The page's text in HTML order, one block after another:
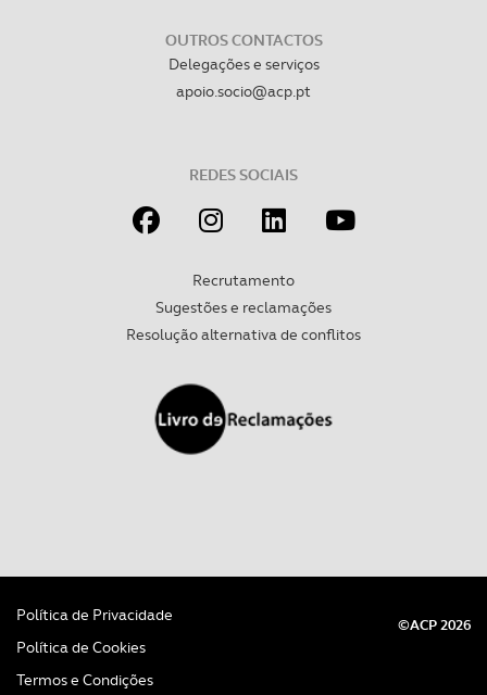
OUTROS CONTACTOS
Delegações e serviços
apoio.socio@acp.pt
REDES SOCIAIS
Recrutamento
Sugestões e reclamações
Resolução alternativa de conflitos
Política de Privacidade
Política de Cookies
Termos e Condições
©ACP 2026